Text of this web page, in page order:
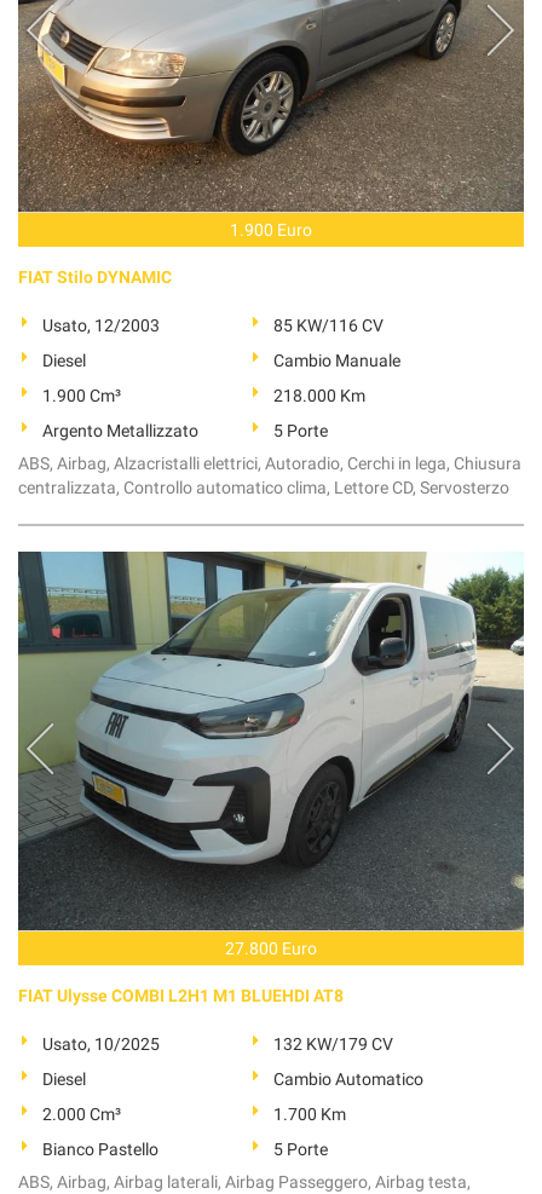
1.900 Euro
FIAT Stilo DYNAMIC
Usato, 12/2003
85 KW/116 CV
Diesel
Cambio Manuale
1.900 Cm³
218.000 Km
Argento Metallizzato
5 Porte
ABS, Airbag, Alzacristalli elettrici, Autoradio, Cerchi in lega, Chiusura
centralizzata, Controllo automatico clima, Lettore CD, Servosterzo
27.800 Euro
FIAT Ulysse COMBI L2H1 M1 BLUEHDI AT8
Usato, 10/2025
132 KW/179 CV
Diesel
Cambio Automatico
2.000 Cm³
1.700 Km
Bianco Pastello
5 Porte
ABS, Airbag, Airbag laterali, Airbag Passeggero, Airbag testa,